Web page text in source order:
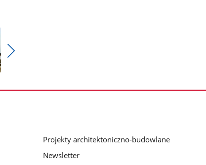
Projekty architektoniczno-budowlane
Newsletter